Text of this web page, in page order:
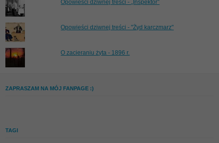
Opowieści dziwnej treści - „Inspektor”
Opowieści dziwnej treści - "Żyd karczmarz"
O zacieraniu żyta - 1896 r.
ZAPRASZAM NA MÓJ FANPAGE :)
TAGI